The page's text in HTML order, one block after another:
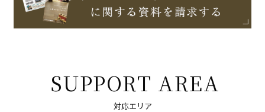
SUPPORT AREA
対応エリア